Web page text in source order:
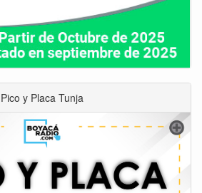
Pico y Placa Tunja